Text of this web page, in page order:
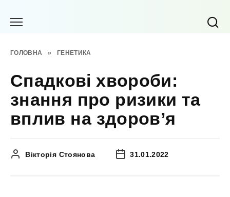
ГОЛОВНА » ГЕНЕТИКА
Спадкові хвороби:
знання про ризики та
вплив на здоров’я
Вікторія Стоянова 31.01.2022